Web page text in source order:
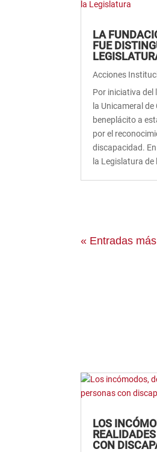
LA
FUE
Acciones
Por iniciativa del
la Unicameral
beneplácito a
por el
discapacidad.
la Legislatura de
« Entradas
LOS
CON